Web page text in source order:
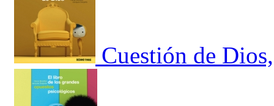
Cuestión de Dios,